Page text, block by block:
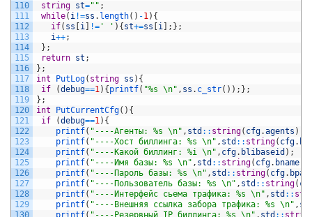
110
111
112
113
114
115
116
117
118
119
120
121
122
123
124
125
126
127
128
129
string st="" ;
while( i !=ss . length( ) -1) {
if( ss i != ' ' ) { st+=ss i ; } ;
i++;
} ;
return st ;
} ;
int
PutLog( string ss ) {
if
(debug==1) { printf( "%s \n" , ss . c_str( ) ) ; } ;
} ;
int
PutCurrentCfg( ) {
if
(debug==1) {
printf( "----Агенты: %s \n" , std :: string( cfg.agents )
printf( "----Хост биллинга: %s \n" , std :: string( cfg.
printf( "----Какой биллинг: %i \n" , cfg. blibaseid ) ;
printf( "----Имя базы: %s \n" , std :: string( cfg. bname
printf( "----Пароль базы: %s \n" , std :: string( cfg.
printf( "----Пользователь базы: %s \n" , std :: string(
printf( "----Интерфейс сьема трафика: %s \n" , std ::
printf( "----Внешняя ссылка забора трафика: %s \n" ,